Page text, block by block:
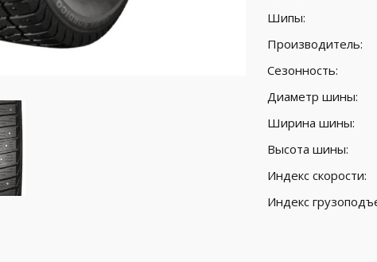
Шипы:
Производитель:
Сезонность:
Диаметр шины:
Ширина шины:
Высота шины:
Индекс скорости:
Индекс